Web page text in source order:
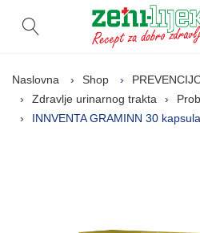
Otvori pretragu
Naslovna Shop
Zdravlje urinarnog trakta
INNVENTA GRAMINN 30 kapsula